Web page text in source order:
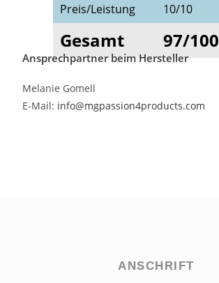
Preis/Leistung
10/10
Gesamt 97/100
Ansprechpartner beim Hersteller
Melanie Gomell
E-Mail: info@mgpassion4products.com
ANSCHRIFT